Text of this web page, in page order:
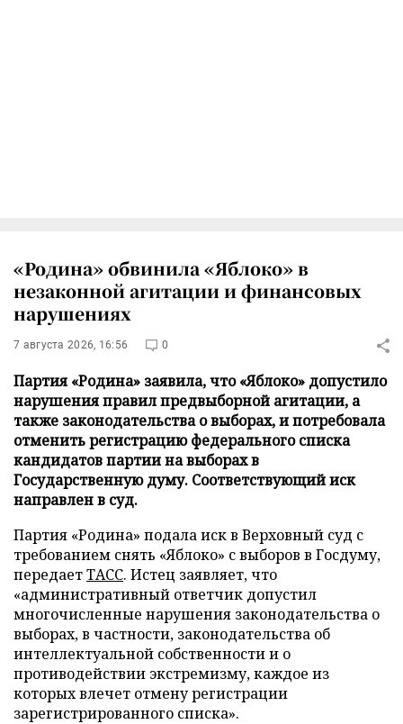
«Родина» обвинила «Яблоко» в
незаконной агитации и финансовых
нарушениях
7 августа 2026, 16:56 0
Партия «Родина» заявила, что «Яблоко» допустило
нарушения правил предвыборной агитации, а
также законодательства о выборах, и потребовала
отменить регистрацию федерального списка
кандидатов партии на выборах в
Государственную думу. Соответствующий иск
направлен в суд.
Партия «Родина» подала иск в Верховный суд с
требованием снять «Яблоко» с выборов в Госдуму,
передаетТАСС. Истец заявляет, что
«административный ответчик допустил
многочисленные нарушения законодательства о
выборах, в частности, законодательства об
интеллектуальной собственности и о
противодействии экстремизму, каждое из
которых влечет отмену регистрации
зарегистрированного списка».